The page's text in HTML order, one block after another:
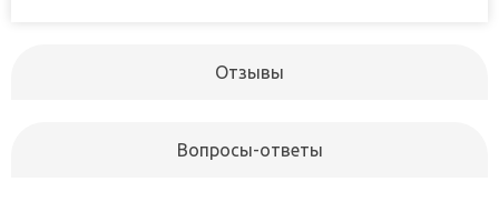
Отзывы
Вопросы-ответы